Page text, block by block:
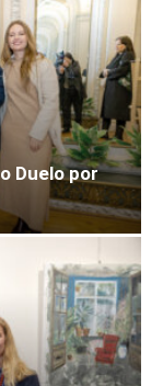
Duelo por